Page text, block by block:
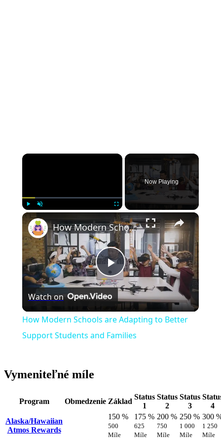
Fullscreen
Now Playing
Play
Video
How Modern Schools are Adapting to Better Support Students and Families
Watch on
How Modern Schools are Adapting to Better
Support Students and Families
Vymeniteľné míle
Program Obmedzenie Základ
Status
1
Status
2
Status
3
4
Alaska/Hawaiian
Atmos Rewards
150 %
500
Míle
175 %
625
Míle
200 %
750
Míle
250 %
1 000
Míle
300
1 250
Míle